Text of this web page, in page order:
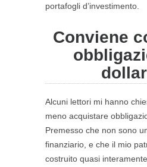
portafogli d’investimento.
Conviene
Alcuni lettori mi hanno
meno acquistare
Premesso che non sono
finanziario, e che il mio
costruito quasi